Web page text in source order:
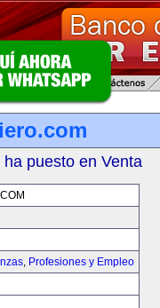
puesto en Venta
, Profesiones y Empleo